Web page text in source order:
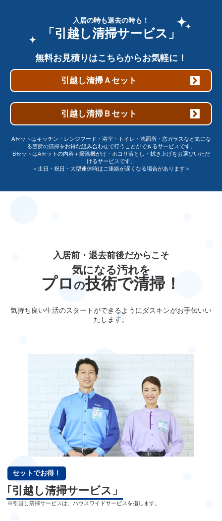
入居の時も退去の時も！
「引越し清掃サービス」
無料お見積りはこちらからお気軽に！
引越し清掃Ａセット
引越し清掃Ｂセット
Aセットはキッチン・レンジフード・浴室・トイレ・洗面所・窓ガラスなど気にな
る箇所の清掃をお得な組み合わせで行うことができるサービスです。
BセットはAセットの内容＋掃除機がけ・ホコリ落とし・拭き上げをお選びいただ
けるサービスです。
＜土日・祝日・大型連休時はご連絡が遅くなる場合があります＞
入居前・退去前後だからこそ
気になる汚れを
プロ の技術で清掃！
気持ち良い生活のスタートができるようにダスキンがお手伝いい
たします。
セットでお得！
｢引越し清掃サービス」
※引越し清掃サービスは、ハウスワイドサービスを指します。